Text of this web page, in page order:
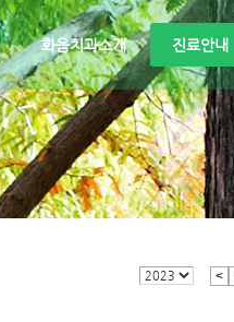
화음치과소개 진료안내
<